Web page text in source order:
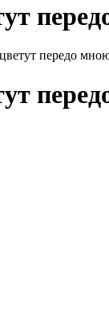
передо